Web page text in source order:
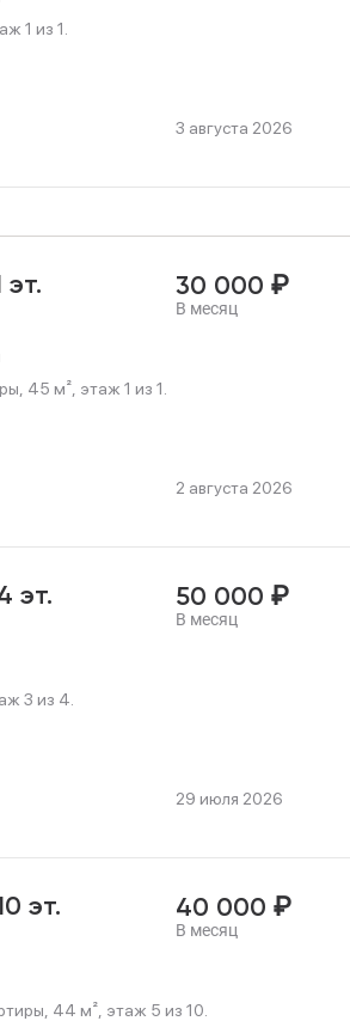
1 из 1.
3 августа 2026
эт. 30 000 ₽
В месяц
45 м², этаж 1 из 1.
2 августа 2026
эт. 50 000 ₽
В месяц
3 из 4.
29 июля 2026
эт. 40 000 ₽
В месяц
44 м², этаж 5 из 10.